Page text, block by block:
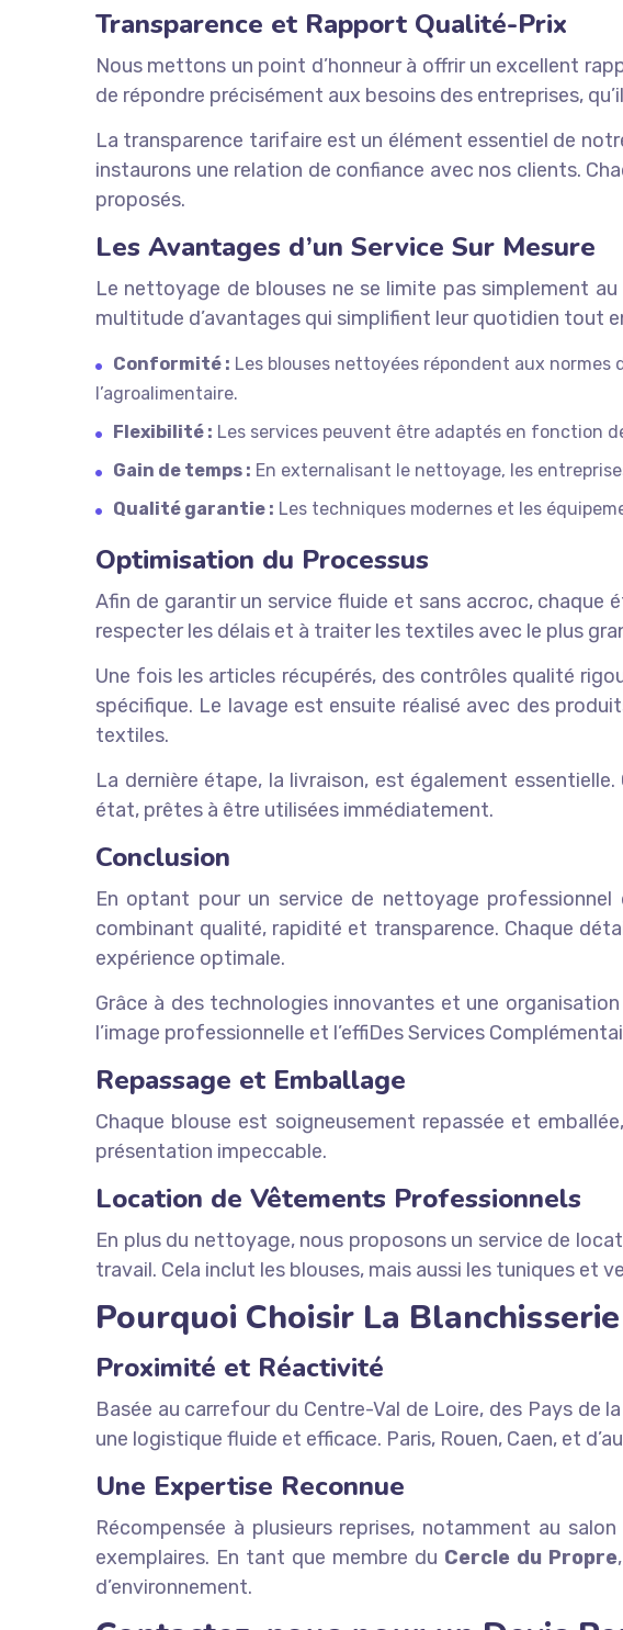
Transparence et Rapport Qualité-Prix
Nous mettons un point d’honneur à offrir un excellent
de répondre précisément aux besoins des entreprises,
La transparence tarifaire est un élément essentiel de
instaurons une relation de confiance avec nos clients.
proposés.
Les Avantages d’un Service Sur Mesure
Le nettoyage de blouses ne se limite pas simplement
multitude d’avantages qui simplifient leur quotidien tout
Conformité : Les blouses nettoyées répondent aux
l’agroalimentaire.
Flexibilité : Les services peuvent être adaptés en fonction
Gain de temps : En externalisant le nettoyage, les
Qualité garantie : Les techniques modernes et les
Optimisation du Processus
Afin de garantir un service fluide et sans accroc, chaque
respecter les délais et à traiter les textiles avec le plus
Une fois les articles récupérés, des contrôles qualité
spécifique. Le lavage est ensuite réalisé avec des
textiles.
La dernière étape, la livraison, est également
état, prêtes à être utilisées immédiatement.
Conclusion
En optant pour un service de nettoyage professionnel
combinant qualité, rapidité et transparence. Chaque
expérience optimale.
Grâce à des technologies innovantes et une
l’image professionnelle et l’effiDes Services
Repassage et Emballage
Chaque blouse est soigneusement repassée et
présentation impeccable.
Location de Vêtements Professionnels
En plus du nettoyage, nous proposons un service de
travail. Cela inclut les blouses, mais aussi les tuniques et
Pourquoi Choisir La
Proximité et Réactivité
Basée au carrefour du Centre-Val de Loire, des Pays de
une logistique fluide et efficace. Paris, Rouen, Caen, et
Une Expertise Reconnue
Récompensée à plusieurs reprises, notamment au salon
exemplaires. En tant que membre du Cercle du Propre
d’environnement.